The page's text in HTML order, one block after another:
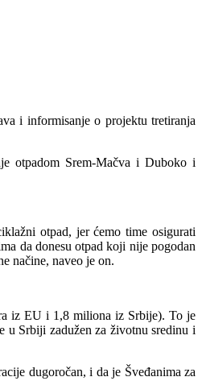
i informisanje o projektu tretiranja
otpadom Srem-Mačva i Duboko i
otpad, jer ćemo time osigurati
da donesu otpad koji nije pogodan
načine, naveo je on.
iz EU i 1,8 miliona iz Srbije). To je
u Srbiji zadužen za životnu sredinu i
dugoročan, i da je Šveđanima za